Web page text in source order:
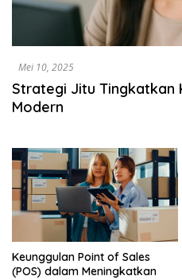
Mei 10, 2025
Strategi Jitu Tingkatkan
Modern
Keunggulan Point of Sales
(POS) dalam Meningkatkan